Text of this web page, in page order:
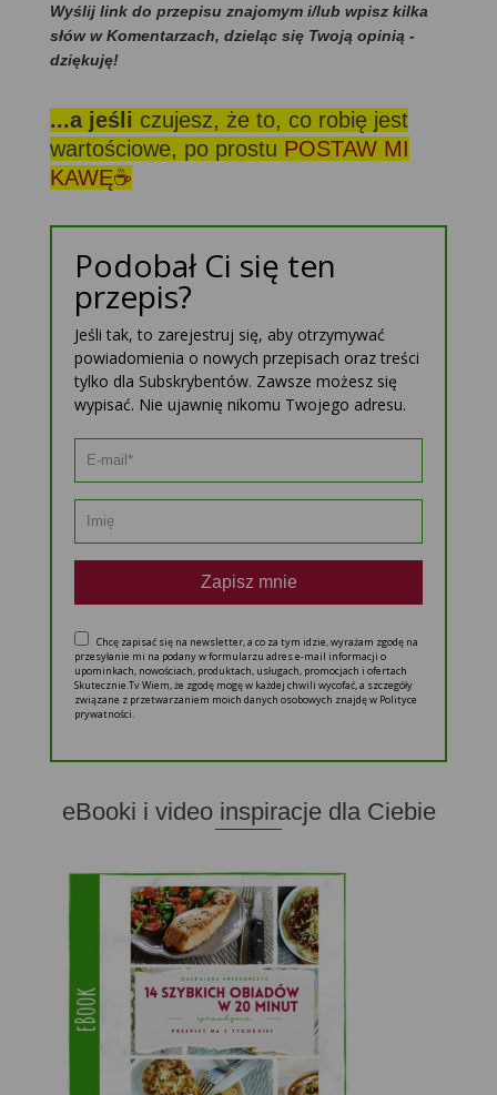
Wyślij link do przepisu znajomym i/lub wpisz kilka
słów w Komentarzach, dzieląc się Twoją opinią -
dziękuję!
...a jeśli czujesz, że to, co robię jest
wartościowe, po prostu POSTAW MI
KAWĘ☕
Podobał Ci się ten
przepis?
Jeśli tak, to zarejestruj się, aby otrzymywać
powiadomienia o nowych przepisach oraz treści
tylko dla Subskrybentów. Zawsze możesz się
wypisać. Nie ujawnię nikomu Twojego adresu.
Zapisz mnie
Chcę zapisać się na newsletter, a co za tym idzie, wyrażam zgodę na
przesyłanie mi na podany w formularzu adres e-mail informacji o
upominkach, nowościach, produktach, usługach, promocjach i ofertach
Skutecznie.Tv Wiem, że zgodę mogę w każdej chwili wycofać, a szczegóły
związane z przetwarzaniem moich danych osobowych znajdę w Polityce
prywatności.
eBooki i video inspiracje dla Ciebie